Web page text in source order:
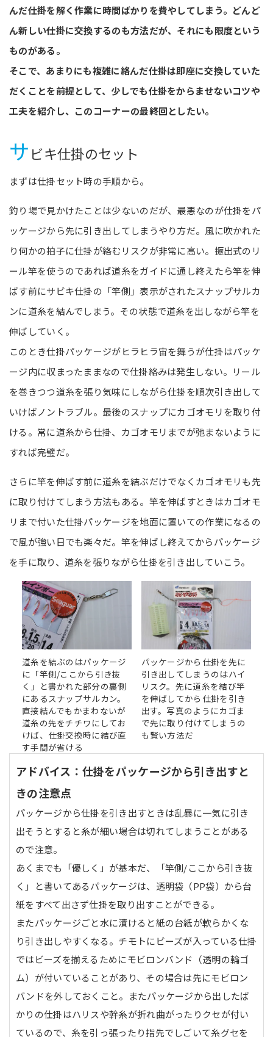
んだ仕掛を解く作業に時間ばかりを費やしてしまう。どんど
ん新しい仕掛に交換するのも方法だが、それにも限度という
ものがある。
そこで、あまりにも複雑に絡んだ仕掛は即座に交換していた
だくことを前提として、少しでも仕掛をからませないコツや
工夫を紹介し、このコーナーの最終回としたい。
サ ビキ仕掛のセット
まずは仕掛セット時の手順から。
釣り場で見かけたことは少ないのだが、最悪なのが仕掛をパ
ッケージから先に引き出してしまうやり方だ。風に吹かれた
り何かの拍子に仕掛が絡むリスクが非常に高い。振出式のリ
ール竿を使うのであれば道糸をガイドに通し終えたら竿を伸
ばす前にサビキ仕掛の「竿側」表示がされたスナップサルカ
ンに道糸を結んでしまう。その状態で道糸を出しながら竿を
伸ばしていく。
このとき仕掛パッケージがヒラヒラ宙を舞うが仕掛はパッケ
ージ内に収まったままなので仕掛絡みは発生しない。リール
を巻きつつ道糸を張り気味にしながら仕掛を順次引き出して
いけばノントラブル。最後のスナップにカゴオモリを取り付
ける。常に道糸から仕掛、カゴオモリまでが弛まないように
すれば完璧だ。
さらに竿を伸ばす前に道糸を結ぶだけでなくカゴオモリも先
に取り付けてしまう方法もある。竿を伸ばすときはカゴオモ
リまで付いた仕掛パッケージを地面に置いての作業になるの
で風が強い日でも楽々だ。竿を伸ばし終えてからパッケージ
を手に取り、道糸を張りながら仕掛を引き出していこう。
道糸を結ぶのはパッケージ
に「竿側/ここから引き抜
く」と書かれた部分の裏側
にあるスナップサルカン。
直接結んでもかまわないが
道糸の先をチチワにしてお
けば、仕掛交換時に結び直
す手間が省ける
パッケージから仕掛を先に
引き出してしまうのはハイ
リスク。先に道糸を結び竿
を伸ばしてから仕掛を引き
出す。写真のようにカゴま
で先に取り付けてしまうの
も賢い方法だ
アドバイス：仕掛をパッケージから引き出すと
きの注意点
パッケージから仕掛を引き出すときは乱暴に一気に引き
出そうとすると糸が細い場合は切れてしまうことがある
ので注意。
あくまでも「優しく」が基本だ、「竿側/ここから引き抜
く」と書いてあるパッケージは、透明袋（PP袋）から台
紙をすべて出さず仕掛を取り出すことができる。
またパッケージごと水に漬けると紙の台紙が軟らかくな
り引き出しやすくなる。チモトにビーズが入っている仕掛
ではビーズを揃えるためにモビロンバンド（透明の輪ゴ
ム）が付いていることがあり、その場合は先にモビロン
バンドを外しておくこと。またパッケージから出したば
かりの仕掛はハリスや幹糸が折れ曲がったりクセが付い
ているので、糸を引っ張ったり指先でしごいて糸グセを